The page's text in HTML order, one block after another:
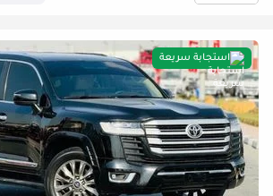
استجابة سريعة